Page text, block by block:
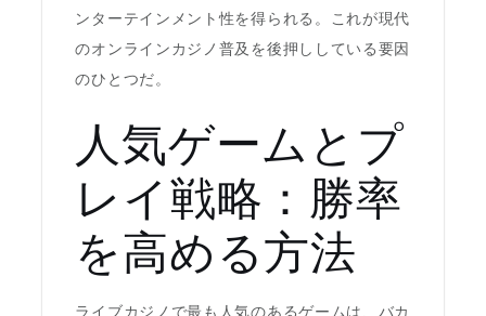
ンターテインメント性を得られる。これが現代
のオンラインカジノ普及を後押ししている要因
のひとつだ。
人気ゲームとプ
レイ戦略：勝率
を高める方法
ライブカジノで最も人気のあるゲームは、バカ